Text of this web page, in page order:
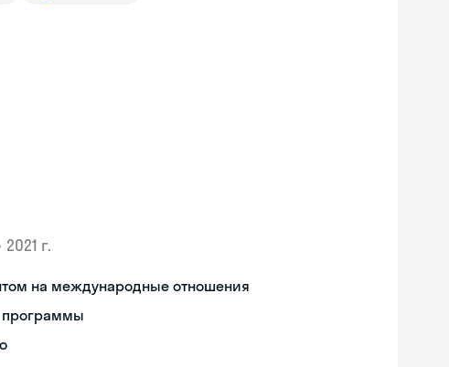
2021 г.
на международные отношения
программы